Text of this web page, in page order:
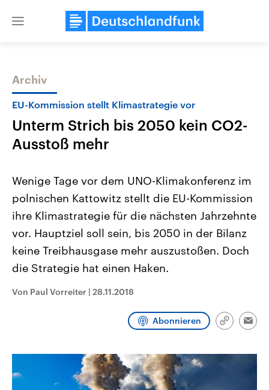
Close
Themen
Landtagswahl Sachsen-Anhalt
2026
Alle Informationen
Sachsen-Anhalt wählt am 6.
September 2026 einen neuen
Landtag. Seit 2021 wird das
Bundesland von einer Koalition aus
CDU, SPD und FDP regiert.-
Umfragen, Prognosen,
Wahlprogramme, aktuelle Berichte
und Kandidaten der anstehenden
USA
Aktuelle Beiträge,
Hintergründe
Wirtschaftlich und
gehören die Vereinigten
den mächtigsten Ländern
mit großem Einfluss auf
Archiv
EU-Kommission stellt Klimastrategie vor
Unterm Strich bis 2050 kein CO2-
Ausstoß mehr
Wenige Tage vor dem UNO-Klimakonferenz im
polnischen Kattowitz stellt die EU-Kommission
ihre Klimastrategie für die nächsten Jahrzehnte
vor. Hauptziel soll sein, bis 2050 in der Bilanz
keine Treibhausgase mehr auszustoßen. Doch
die Strategie hat einen Haken.
Von Paul Vorreiter | 28.11.2018
Abonnieren
Link